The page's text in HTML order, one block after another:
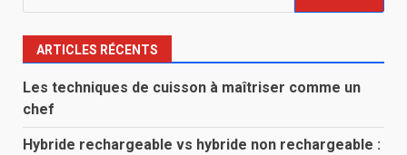
ARTICLES RÉCENTS
Les techniques de cuisson à maîtriser comme un
chef
Hybride rechargeable vs hybride non rechargeable :